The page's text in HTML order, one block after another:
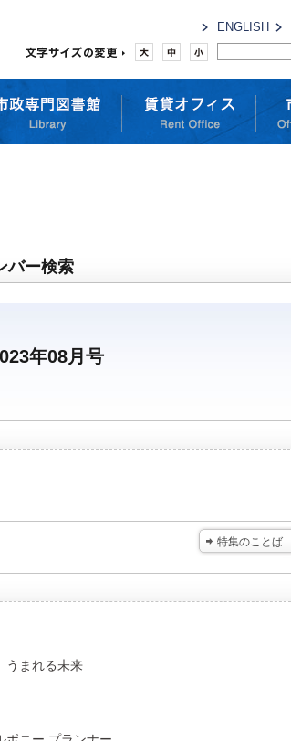
ENGLISH
バー検索
年08月号
特集のことば
うまれる未来